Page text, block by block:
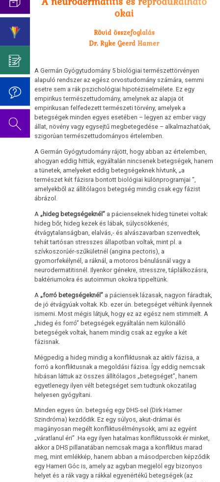
pszicho-
Germanische
Heilkunde
Viselkedési
Az
biológiai
természettörvény
Biológiai
természettörvény
Biológiai
természettörvény
természettörvény
Biológiai
természettörvény
Biológiai
természettörvény
Kezűség
Hormonok
Immunrendszer
Hasnyálmirigy
Hodgkin
Neurodermatitis
Orr
Sclerosis
multiplex
szerkesztés
oldal
szerkesztés
alatt
áll.
Heilkunde
ismereteinek
elnyomása
Dr.
Hamer
Mein
Studentenmädchen
című
könyvéről
Születésnapi
koncert
2019
okai
Rövid összefoglalás
Dr. Ryke Geerd Hamer
A Germán Gyógytudomány 5 biológiai természettörvényen
alapuló rendszer az egész orvostudomány számára, semmi
esetre sem a rák pszichológiai hipotéziselmélete. Ez egy
empirikus természettudomány, amelynek az alapja öt
empirikusan felfedezett természeti törvény, amelyek a
betegségek minden egyes esetében – legyen az ember vagy
állat, növény vagy egysejtű megbetegedése – alkalmazhatóak,
szigorúan természettudományos értelemben.
A Germán Gyógytudomány rájött, hogy abban az értelemben,
ahogyan eddig hittük, egyáltalán nincsenek betegségek, hanem
a tünetek, amelyeket eddig betegségeknek hívtunk, „a
természet két fázisra bontott biológiai különprogramjai “,
amelyekből az állítólagos betegség mindig csak egy fázist
ábrázol.
A„hideg betegségeknél” a pácienseknek hideg tünetei voltak:
hideg bőr, hideg kezek és lábak, súlycsökkenés,
étvágytalanságban, elalvás,- és alvászavarban szenvedtek,
tehát tartósan stresszes állapotban voltak, mint pl. a
szívkoszorúér-szűkületnél (angina pectoris), a
gyomorfekélynél, a ráknál, a motoros bénulásnál vagy a
neurodermatitisnél. Ilyenkor génekre, stresszre, táplálkozásra,
baktériumokra és autoimmun okokra tippeltünk.
A„forró betegségeknél” a páciensek lázasak, nagyon fáradtak,
de jó étvágyúak voltak. Kb. ezer ún. betegséget véltünk ilyennek
ismerni. Most mégis látjuk, hogy ez az egész nem stimmelt. A
„hideg és forró” betegségek egyáltalán nem különálló
betegségek voltak, hanem mindig csak az egyike a két
fázisnak.
Mégpedig a hideg mindig a konfliktusnak az aktív fázisa, a
forró a konfliktusnak a megoldási fázisa. Így eddig nemcsak
hibásan láttuk az összes állítólagos „betegséget”, hanem
egyetlenegy ilyen vélt betegséget sem tudtunk okozatilag
helyesen gyógyítani.
Minden egyes ún. betegség egy DHS-sel (Dirk Hamer
Szindróma) kezdődik. Ez egy súlyos, akut-drámai és
magányosan megélt konfliktusélménysokk, ami az egyént
„váratlanul éri” .Ha egy ilyen hatalmas konfliktussokk ér minket,
akkor a DHS pillanatában nemcsak maga a konfliktus marad
meg, mint emlékkép, hanem abban a másodpercben képződik
egy Hameri Góc is, amely az agyban megjelöl egy bizonyos
helyet és a rák vagy a rákkal egyenértékű betegségek (az